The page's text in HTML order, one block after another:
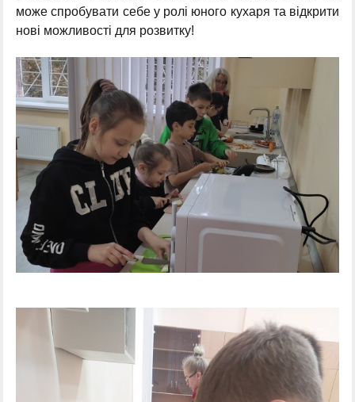
може спробувати себе у ролі юного кухаря та відкрити
нові можливості для розвитку!